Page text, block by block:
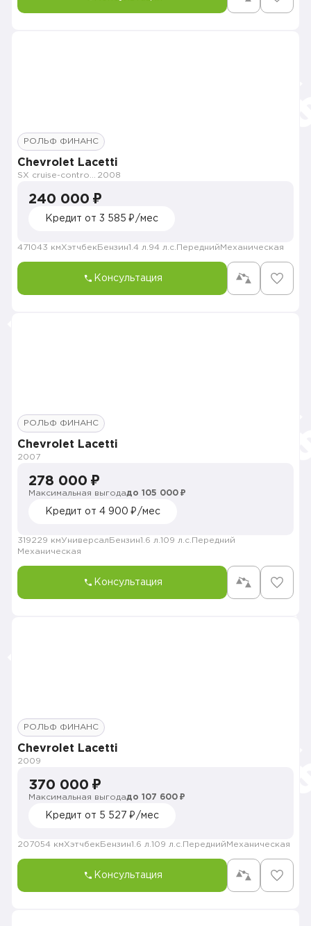
РОЛЬФ ФИНАНС
Chevrolet Lacetti
2008
240 000 ₽
Кредит от 3 585 ₽/мес
471043 кмХэтчбек Бензин1.4 л. 94 л.с. Передний Механическая
Консультация
РОЛЬФ ФИНАНС
Chevrolet Lacetti
2007
278 000 ₽
Максимальная выгодадо 105 000 ₽
Кредит от 4 900 ₽/мес
319229 кмУниверсал Бензин1.6 л. 109 л.с. Передний
Механическая
Консультация
РОЛЬФ ФИНАНС
Chevrolet Lacetti
2009
370 000 ₽
Максимальная выгодадо 107 600 ₽
Кредит от 5 527 ₽/мес
207054 кмХэтчбек Бензин1.6 л. 109 л.с. Передний Механическая
Консультация